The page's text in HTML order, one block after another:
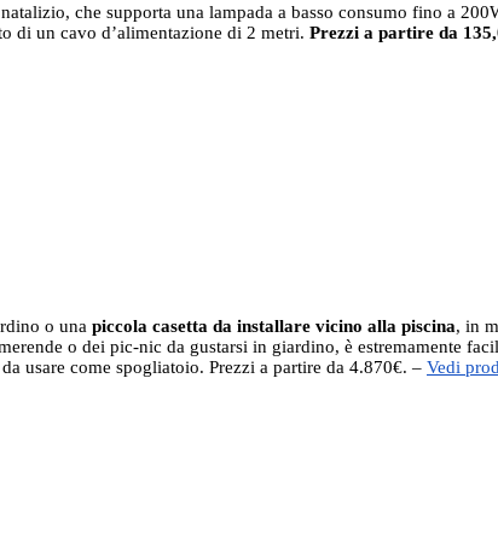
che supporta una lampada a basso consumo fino a
di un cavo d’alimentazione di 2 metri. Prezzi a partire da
o una piccola casetta da installare vicino alla piscina, in
o dei pic-nic da gustarsi in giardino, è estremamente
usare come spogliatoio. Prezzi a partire da 4.870€. – Vedi